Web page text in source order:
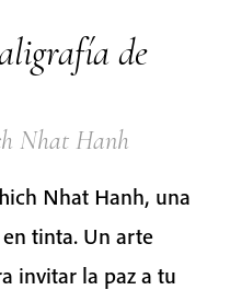
de
Nhat Hanh
Nhat Hanh, una
tinta. Un arte
invitar la paz a tu